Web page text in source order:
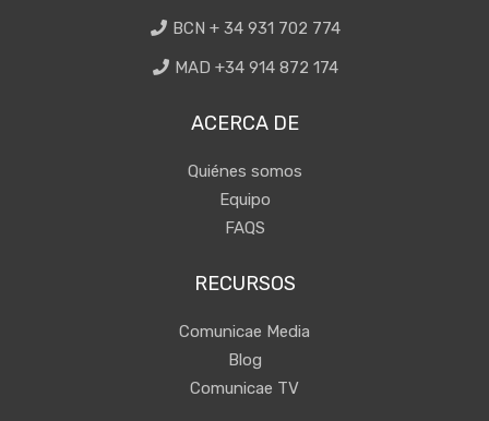
BCN + 34 931 702 774
MAD +34 914 872 174
ACERCA DE
Quiénes somos
Equipo
FAQS
RECURSOS
Comunicae Media
Blog
Comunicae TV